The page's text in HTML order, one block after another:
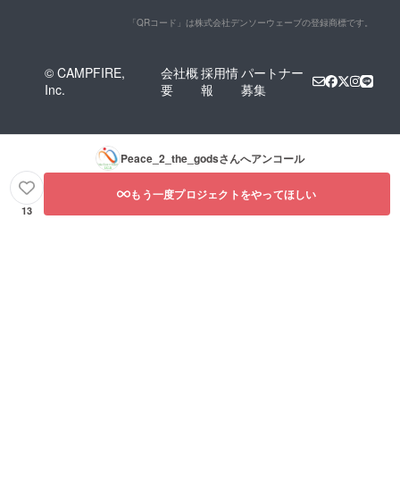
「QRコード」は株式会社デンソーウェーブの登録商標です。
© CAMPFIRE,
Inc.
会社概
要
採用情
報
パートナー
募集
Peace_2_the_godsさんへアンコール
13
もう一度プロジェクトをやってほしい